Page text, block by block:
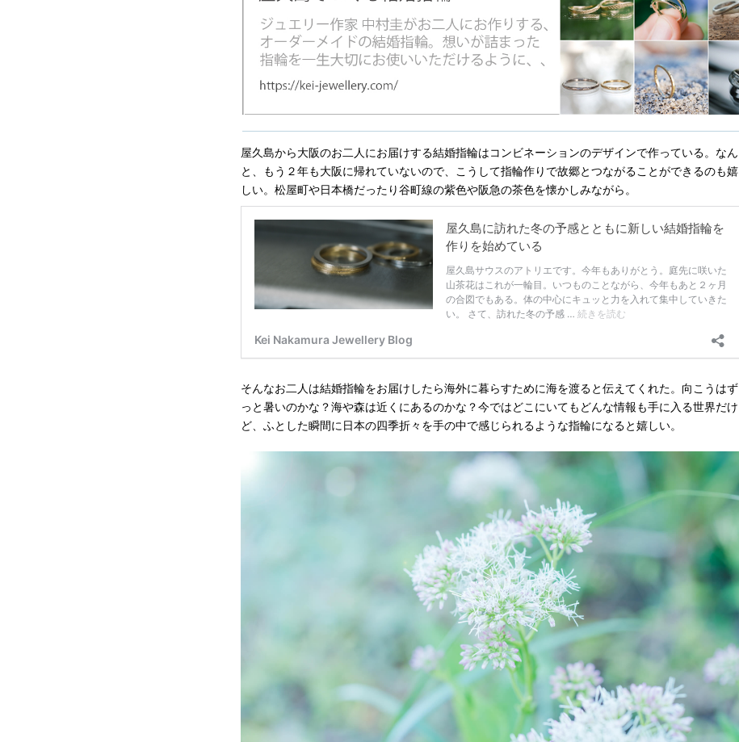
屋久島から大阪のお二人にお届けする結婚指輪はコンビネーションのデザインで作っている。なん
と、もう２年も大阪に帰れていないので、こうして指輪作りで故郷とつながることができるのも嬉
しい。松屋町や日本橋だったり谷町線の紫色や阪急の茶色を懐かしみながら。
そんなお二人は結婚指輪をお届けしたら海外に暮らすために海を渡ると伝えてくれた。向こうはず
っと暑いのかな？海や森は近くにあるのかな？今ではどこにいてもどんな情報も手に入る世界だけ
ど、ふとした瞬間に日本の四季折々を手の中で感じられるような指輪になると嬉しい。